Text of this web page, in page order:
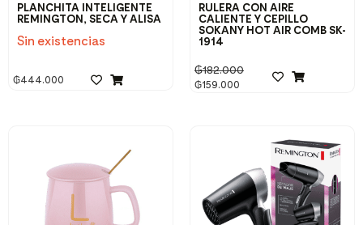
PLANCHITA INTELIGENTE
REMINGTON, SECA Y ALISA
Sin existencias
₲444.000
RULERA CON AIRE
CALIENTE Y CEPILLO
SOKANY HOT AIR COMB SK-
1914
₲182.000
₲159.000